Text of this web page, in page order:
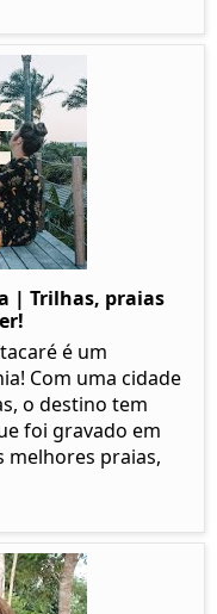
| Trilhas, praias
é um
Com uma cidade
o destino tem
foi gravado em
melhores praias,